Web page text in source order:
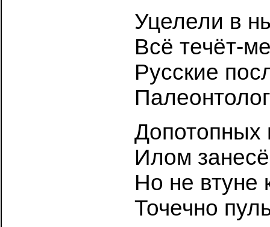
Уцелели в
Всё течёт-
Русские
Допотопных
Илом
Но не втуне
Точечно